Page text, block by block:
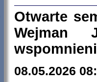
Otwarte
Wejman
08.05.2026